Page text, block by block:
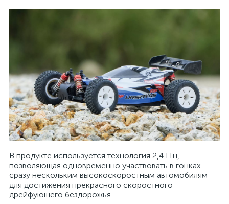
В продукте используется технология 2,4 ГГц,
позволяющая одновременно участвовать в гонках
сразу нескольким высокоскоростным автомобилям
для достижения прекрасного скоростного
дрейфующего бездорожья.